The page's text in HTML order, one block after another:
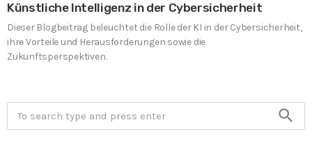
Künstliche Intelligenz in der Cybersicherheit
Dieser Blogbeitrag beleuchtet die Rolle der KI in der Cybersicherheit,
ihre Vorteile und Herausforderungen sowie die
Zukunftsperspektiven.
search